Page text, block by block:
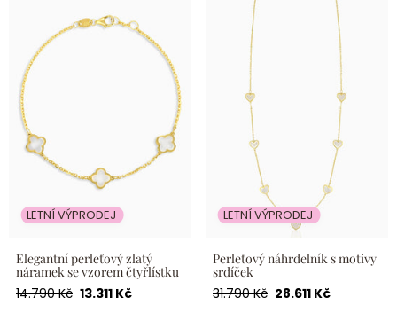
LETNÍ VÝPRODEJ
Elegantní perleťový zlatý
náramek se vzorem čtyřlístku
Běžná
14.790 Kč Akční
13.311 Kč
LETNÍ VÝPRODEJ
Perleťový náhrdelník s motivy
srdíček
Běžná
31.790 Kč Akční
28.611 Kč